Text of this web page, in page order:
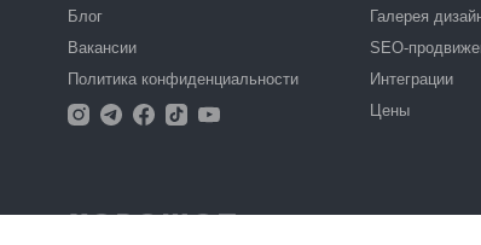
Блог
Вакансии
Политика конфиденциальности
Галерея
SEO-
Интеграции
Цены